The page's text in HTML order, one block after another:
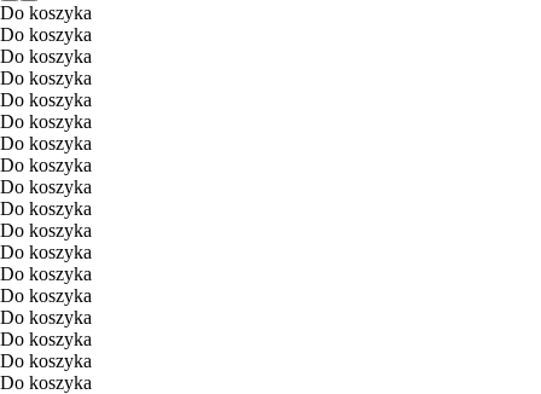
Do koszyka
Do koszyka
Do koszyka
Do koszyka
Do koszyka
Do koszyka
Do koszyka
Do koszyka
Do koszyka
Do koszyka
Do koszyka
Do koszyka
Do koszyka
Do koszyka
Do koszyka
Do koszyka
Do koszyka
Do koszyka